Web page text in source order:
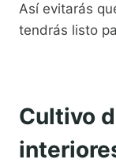
Así evitarás
tendrás listo
Cultivo